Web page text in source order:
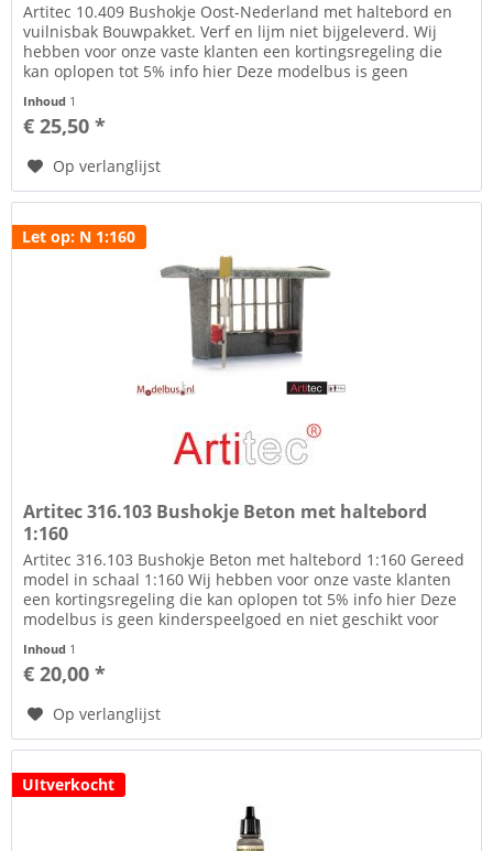
Artitec 10.409 Bushokje Oost-Nederland met haltebord en
vuilnisbak Bouwpakket. Verf en lijm niet bijgeleverd. Wij
hebben voor onze vaste klanten een kortingsregeling die
kan oplopen tot 5% info hier Deze modelbus is geen
Inhoud 1
€ 25,50 *
Op verlanglijst
Let op: N 1:160
Artitec 316.103 Bushokje Beton met haltebord
1:160
Artitec 316.103 Bushokje Beton met haltebord 1:160 Gereed
model in schaal 1:160 Wij hebben voor onze vaste klanten
een kortingsregeling die kan oplopen tot 5% info hier Deze
modelbus is geen kinderspeelgoed en niet geschikt voor
Inhoud 1
€ 20,00 *
Op verlanglijst
UItverkocht